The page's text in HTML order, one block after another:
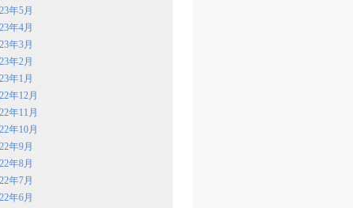
年5月
年4月
年3月
年2月
年1月
年12月
年11月
年10月
年9月
年8月
年7月
年6月